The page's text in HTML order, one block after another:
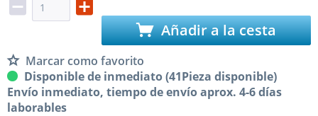
Añadir a la cesta
Marcar como favorito
Disponible de inmediato (41Pieza disponible)
Envío inmediato, tiempo de envío aprox. 4-6 días
laborables